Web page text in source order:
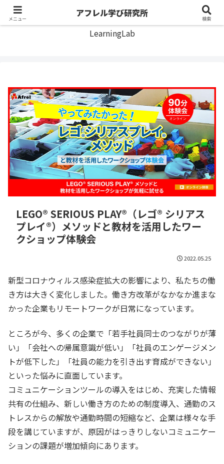
アフレル学び研究所
LearningLab
LEGO® SERIOUS PLAY®（レゴ® シリアス
プレイ®）メソッドと教材を活用したワー
クショップ体験会
2022.05.25
新型コロナウィルス感染症拡大の影響により、私たちの働
き方は大きく変化しました。働き方改革がなかなか進まな
かった企業もリモートワークが日常になっています。
ところが今、多くの企業で「若手社員同士のつながりが薄
い」「会社への帰属意識が低い」「社員のエンゲージメン
トが低下した」「社員の能力を引き出す育成ができない」
といった悩みに直面しています。
コミュニケーションツールの導入をはじめ、充実した情報
共有の仕組み、新しい働き方のための制度導入、通勤のス
トレスからの解放や通勤時間の短縮など、企業は様々な手
段を講じていますが、原因がはっきりしないコミュニケー
ションの課題が増加傾向にあります。
メニュー
アフレル学び研究所
検索